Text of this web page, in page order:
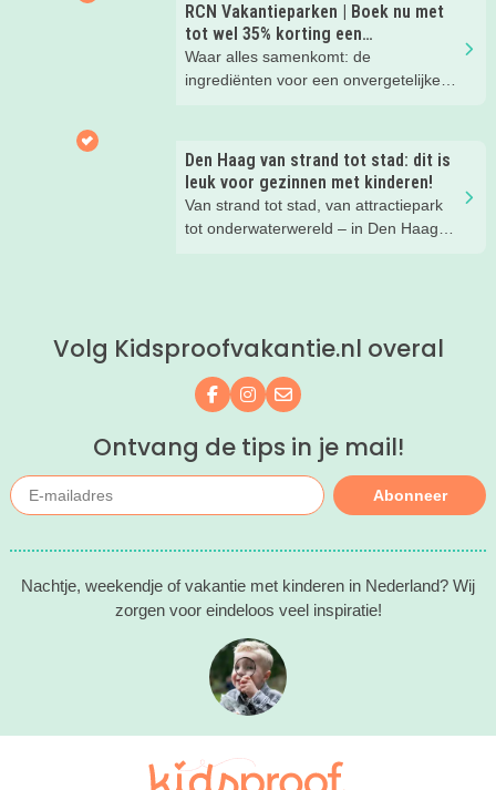
RCN Vakantieparken | Boek nu met
tot wel 35% korting een
zomervakantie!
Waar alles samenkomt: de
ingrediënten voor een onvergetelijke
Den Haag van strand tot stad: dit is
leuk voor gezinnen met kinderen!
Van strand tot stad, van attractiepark
tot onderwaterwereld – in Den Haag
Volg Kidsproofvakantie.nl overal
Volg ons op Facebook
Volg ons op Instagram
Mail ons
Ontvang de tips in je mail!
Abonneer
Nachtje, weekendje of vakantie met kinderen in Nederland? Wij
zorgen voor eindeloos veel inspiratie!